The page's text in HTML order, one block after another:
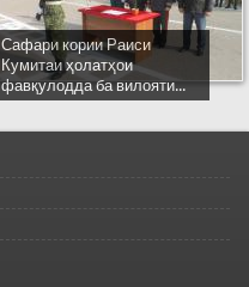
Сафари кории Раиси
Кумитаи ҳолатҳои
фавқулодда ба вилояти...